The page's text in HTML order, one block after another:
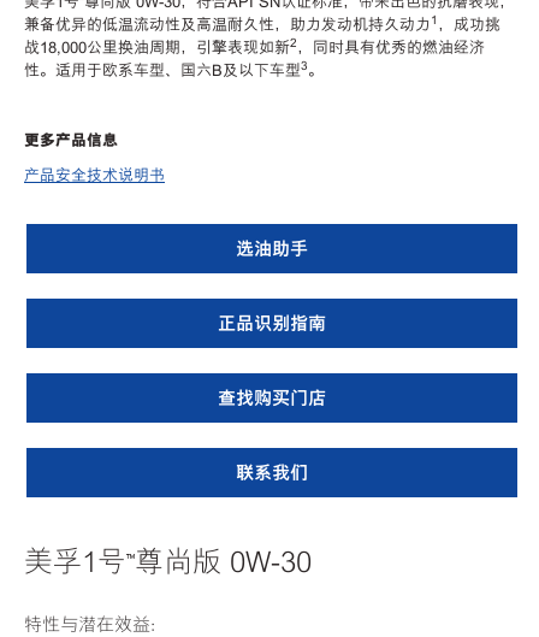
兼备优异的低温流动性及高温耐久性，助力发动机持久动力 1 ，成功挑
战18,000公里换油周期，引擎表现如新2，同时具有优秀的燃油经济
性。适用于欧系车型、国六B及以下车型3。
更多产品信息
产品安全技术说明书
选油助手
正品识别指南
查找购买门店
联系我们
美孚1号™尊尚版 0W-30
特性与潜在效益：